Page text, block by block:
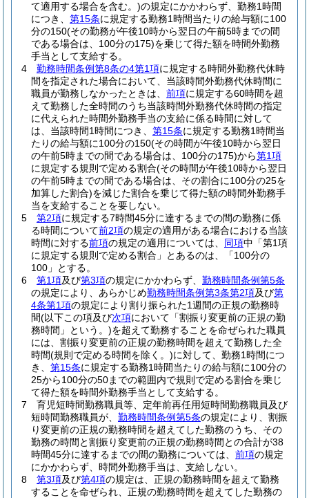
て適用する場合を含む。)の規定にかかわらず、勤務1時間
につき、 第15条に規定する勤務1時間当たりの給与額に100
分の150(その勤務が午後10時から翌日の午前5時までの間
である場合は、100分の175)を乗じて得た額を時間外勤務
手当として支給する。
4
勤務時間条例第8条の4第1項に規定する時間外勤務代休時
間を指定された場合において、当該時間外勤務代休時間に
職員が勤務しなかったときは、 前項に規定する60時間を超
えて勤務した全時間のうち当該時間外勤務代休時間の指定
に代えられた時間外勤務手当の支給に係る時間に対して
は、当該時間1時間につき、 第15条に規定する勤務1時間当
たりの給与額に100分の150(その時間が午後10時から翌日
の午前5時までの間である場合は、100分の175)から第1項
に規定する規則で定める割合(その時間が午後10時から翌日
の午前5時までの間である場合は、その割合に100分の25を
加算した割合)を減じた割合を乗じて得た額の時間外勤務手
当を支給することを要しない。
5
第2項に規定する7時間45分に達するまでの間の勤務に係
る時間について前2項の規定の適用がある場合における当該
時間に対する前項の規定の適用については、 同項中「第1項
に規定する規則で定める割合」とあるのは、「100分の
100」とする。
6
第1項及び第3項の規定にかかわらず、 勤務時間条例第5条
の規定により、あらかじめ勤務時間条例第3条第2項及び第
4条第1項の規定により割り振られた1週間の正規の勤務時
間(以下この項及び次項において「割振り変更前の正規の勤
務時間」という。)を超えて勤務することを命ぜられた職員
には、割振り変更前の正規の勤務時間を超えて勤務した全
時間(規則で定める時間を除く。)に対して、勤務1時間につ
き、 第15条に規定する勤務1時間当たりの給与額に100分の
25から100分の50までの範囲内で規則で定める割合を乗じ
て得た額を時間外勤務手当として支給する。
7
育児短時間勤務職員等、定年前再任用短時間勤務職員及び
短時間勤務職員が、 勤務時間条例第5条の規定により、割振
り変更前の正規の勤務時間を超えてした勤務のうち、その
勤務の時間と割振り変更前の正規の勤務時間との合計が38
時間45分に達するまでの間の勤務については、 前項の規定
にかかわらず、時間外勤務手当は、支給しない。
8
第3項及び第4項の規定は、正規の勤務時間を超えて勤務
することを命ぜられ、正規の勤務時間を超えてした勤務の